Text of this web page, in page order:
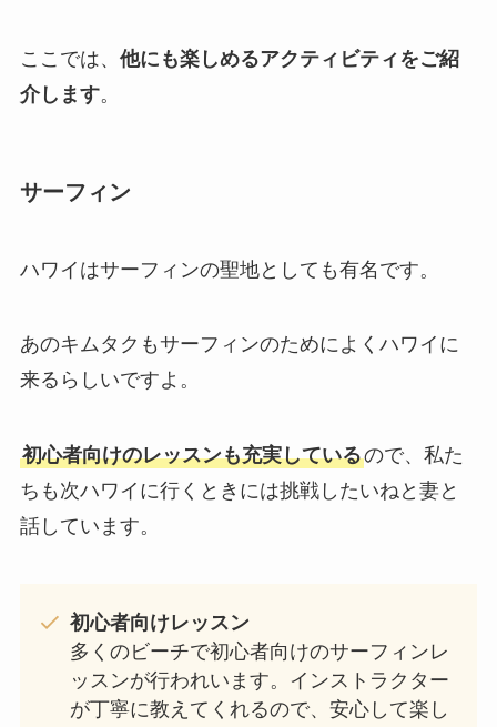
ここでは、 他にも楽しめるアクティビティをご紹
介します。
サーフィン
ハワイはサーフィンの聖地としても有名です。
あのキムタクもサーフィンのためによくハワイに
来るらしいですよ。
初心者向けのレッスンも充実しているので、私た
ちも次ハワイに行くときには挑戦したいねと妻と
話しています。
初心者向けレッスン
多くのビーチで初心者向けのサーフィンレ
ッスンが行われいます。インストラクター
が丁寧に教えてくれるので、安心して楽し